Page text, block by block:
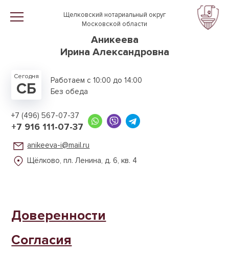
Перейти к основному содержанию
Щелковский нотариальный округ
Московской области
Аникеева
Ирина Александровна
Сегодня
СБ
Работаем с 10:00 до 14:00
Без обеда
+7 (496) 567-07-37
+7 916 111-07-37
anikeeva-i@mail.ru
Щёлково, пл. Ленина,д. 6, кв. 4
Доверенности
Согласия